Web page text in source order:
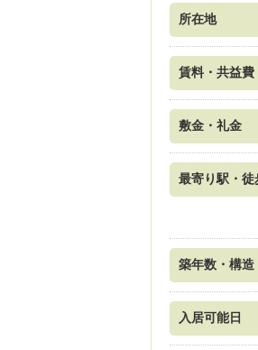
所在地
賃料・共益費
敷金・礼金
最寄り駅・徒
築年数・構造
入居可能日